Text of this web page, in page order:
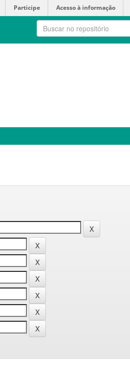
Participe Acesso à informação